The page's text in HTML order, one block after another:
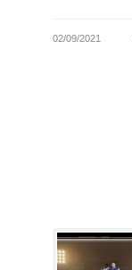
02/09/2021